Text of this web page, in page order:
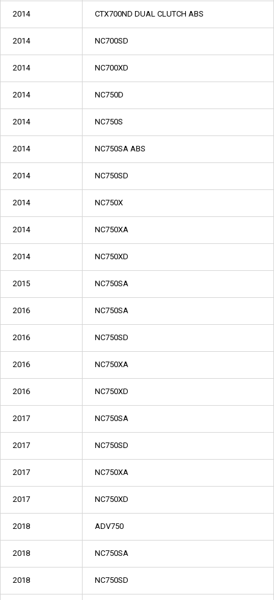
2014 CTX700ND DUAL CLUTCH ABS
2014 NC700SD
2014 NC700XD
2014 NC750D
2014 NC750S
2014 NC750SA ABS
2014 NC750SD
2014 NC750X
2014 NC750XA
2014 NC750XD
2015 NC750SA
2016 NC750SA
2016 NC750SD
2016 NC750XA
2016 NC750XD
2017 NC750SA
2017 NC750SD
2017 NC750XA
2017 NC750XD
2018 ADV750
2018 NC750SA
2018 NC750SD